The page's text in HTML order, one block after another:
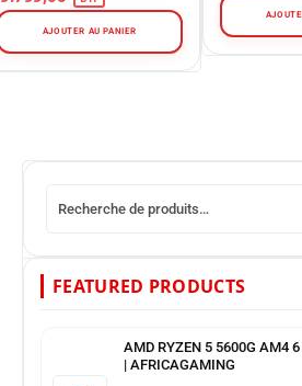
AJOUTER AU PANIER
FEATURED PRODUCTS
AMD RYZEN 5 5600G AM4
| AFRICAGAMING